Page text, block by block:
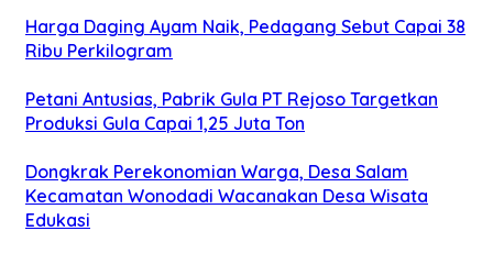
Harga Daging Ayam Naik, Pedagang Sebut Capai 38
Ribu Perkilogram
Petani Antusias, Pabrik Gula PT Rejoso Targetkan
Produksi Gula Capai 1,25 Juta Ton
Dongkrak Perekonomian Warga, Desa Salam
Kecamatan Wonodadi Wacanakan Desa Wisata
Edukasi